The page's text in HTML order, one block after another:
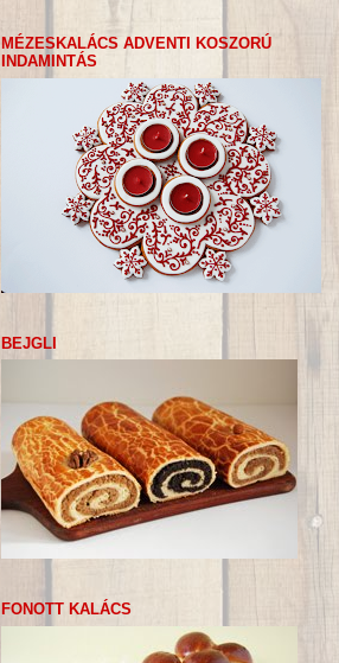
MÉZESKALÁCS ADVENTI KOSZORÚ
INDAMINTÁS
BEJGLI
FONOTT KALÁCS